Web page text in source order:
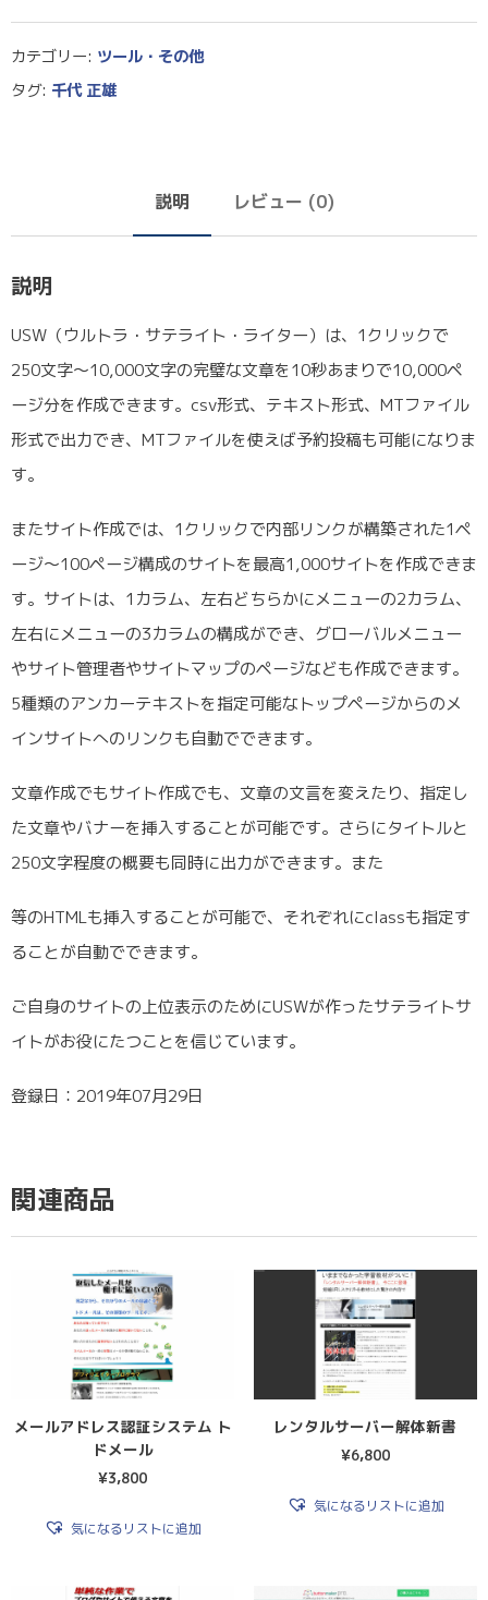
カテゴリー: ツール・その他
タグ: 千代 正雄
説明 レビュー (0)
説明
USW（ウルトラ・サテライト・ライター）は、1クリックで
250文字〜10,000文字の完璧な文章を10秒あまりで10,000ペ
ージ分を作成できます。csv形式、テキスト形式、MTファイル
形式で出力でき、MTファイルを使えば予約投稿も可能になりま
す。
またサイト作成では、1クリックで内部リンクが構築された1ペ
ージ〜100ページ構成のサイトを最高1,000サイトを作成できま
す。サイトは、1カラム、左右どちらかにメニューの2カラム、
左右にメニューの3カラムの構成ができ、グローバルメニュー
やサイト管理者やサイトマップのページなども作成できます。
5種類のアンカーテキストを指定可能なトップページからのメ
インサイトへのリンクも自動でできます。
文章作成でもサイト作成でも、文章の文言を変えたり、指定し
た文章やバナーを挿入することが可能です。さらにタイトルと
250文字程度の概要も同時に出力ができます。また
等のHTMLも挿入することが可能で、それぞれにclassも指定す
ることが自動でできます。
ご自身のサイトの上位表示のためにUSWが作ったサテライトサ
イトがお役にたつことを信じています。
登録日：2019年07月29日
関連商品
メールアドレス認証システム ト
ドメール
¥3,800
気になるリストに追加
レンタルサーバー解体新書
¥6,800
気になるリストに追加